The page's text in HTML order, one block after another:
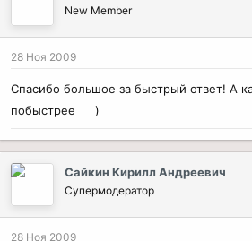
New Member
28 Ноя 2009
Спасибо большое за быстрый ответ! А
побыстрее
)
Сайкин Кирилл Андреевич
Супермодератор
28 Ноя 2009